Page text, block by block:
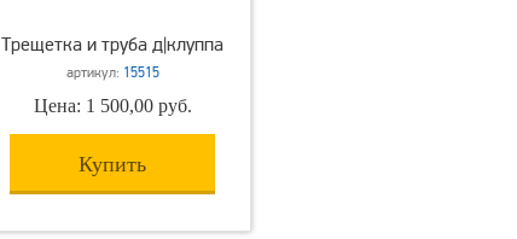
Трещетка и труба д|клуппа
артикул: 15515
Цена: 1 500,00 руб.
Купить